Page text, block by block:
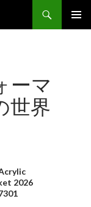
ーマ
世界
2026